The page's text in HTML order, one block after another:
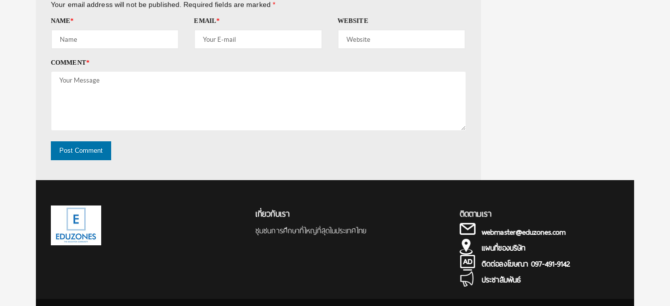
Your email address will not be published. Required fields are marked *
NAME* EMAIL* WEBSITE
COMMENT*
เกี่ยวกับเรา
ชุมชนการศึกษาที่ใหญ่ที่สุดในประเทศไทย
ติดตามเรา
webmaster@eduzones.com
แผนที่ของบริษัท
ติดต่อลงโฆษณา 097-491-9142
ประชาสัมพันธ์